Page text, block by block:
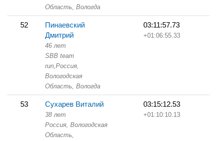
Область, Вологда
52
Пинаевский
Дмитрий
46 лет
SBB team
run,Россия,
Вологодская
Область, Вологда
03:11:57.73
+01:06:55.33
53 Сухарев Виталий
38 лет
Россия, Вологодская
Область,
03:15:12.53
+01:10:10.13